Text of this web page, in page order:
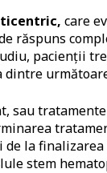
care
răspuns
pacienții
dintre
sau
la
stem